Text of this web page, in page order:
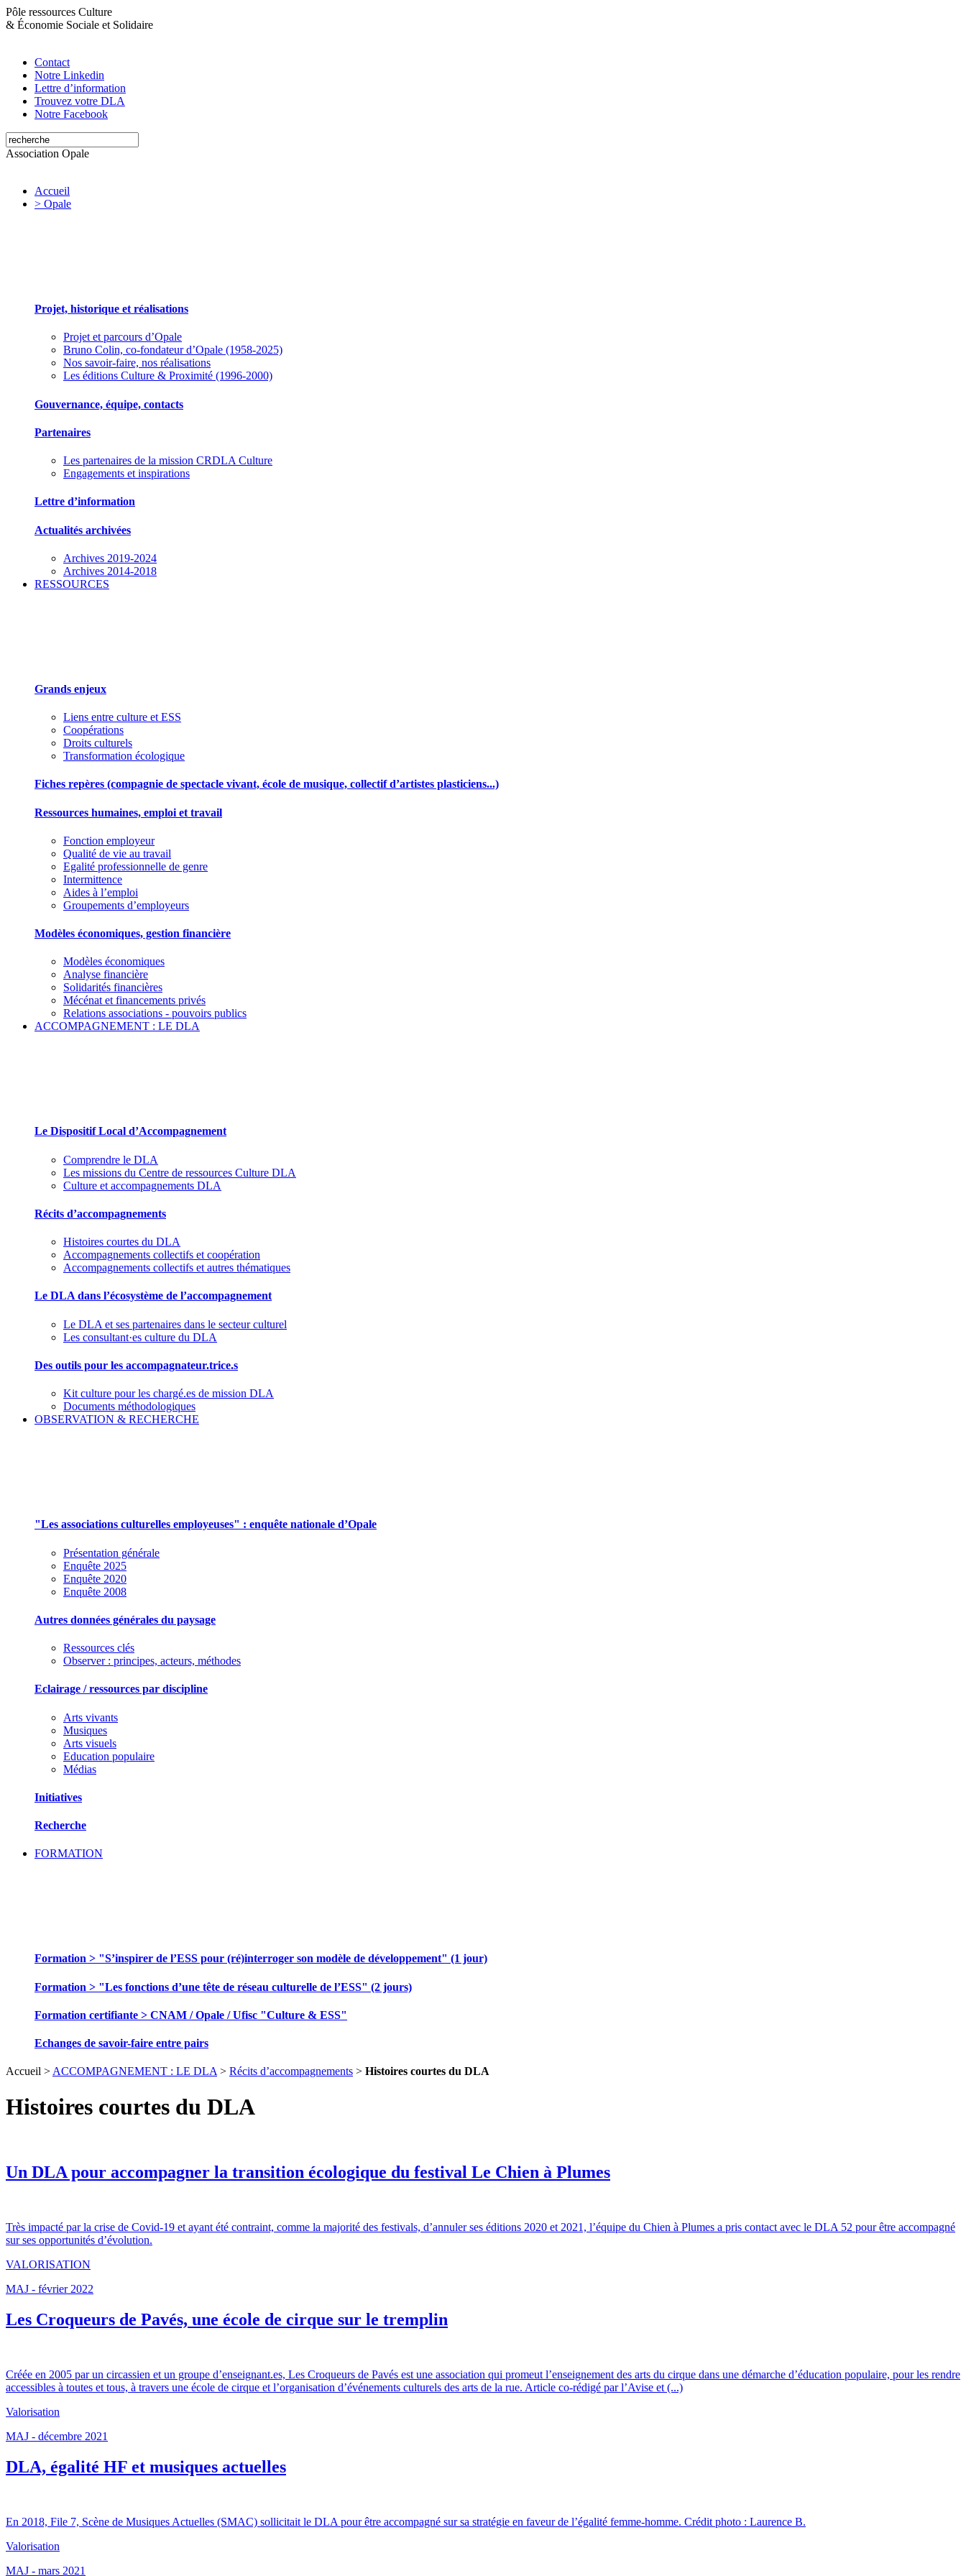
Pôle ressources Culture
& Économie Sociale et Solidaire
Contact
Notre Linkedin
Lettre d’information
Trouvez votre DLA
Notre Facebook
Association Opale
Accueil
> Opale
Projet, historique et réalisations
Projet et parcours d’Opale
Bruno Colin, co-fondateur d’Opale (1958-2025)
Nos savoir-faire, nos réalisations
Les éditions Culture & Proximité (1996-2000)
Gouvernance, équipe, contacts
Partenaires
Les partenaires de la mission CRDLA Culture
Engagements et inspirations
Lettre d’information
Actualités archivées
Archives 2019-2024
Archives 2014-2018
RESSOURCES
Grands enjeux
Liens entre culture et ESS
Coopérations
Droits culturels
Transformation écologique
Fiches repères (compagnie de spectacle vivant, école de musique, collectif d’artistes plasticiens...)
Ressources humaines, emploi et travail
Fonction employeur
Qualité de vie au travail
Egalité professionnelle de genre
Intermittence
Aides à l’emploi
Groupements d’employeurs
Modèles économiques, gestion financière
Modèles économiques
Analyse financière
Solidarités financières
Mécénat et financements privés
Relations associations - pouvoirs publics
ACCOMPAGNEMENT : LE DLA
Le Dispositif Local d’Accompagnement
Comprendre le DLA
Les missions du Centre de ressources Culture DLA
Culture et accompagnements DLA
Récits d’accompagnements
Histoires courtes du DLA
Accompagnements collectifs et coopération
Accompagnements collectifs et autres thématiques
Le DLA dans l’écosystème de l’accompagnement
Le DLA et ses partenaires dans le secteur culturel
Les consultant·es culture du DLA
Des outils pour les accompagnateur.trice.s
Kit culture pour les chargé.es de mission DLA
Documents méthodologiques
OBSERVATION & RECHERCHE
"Les associations culturelles employeuses" : enquête nationale d’Opale
Présentation générale
Enquête 2025
Enquête 2020
Enquête 2008
Autres données générales du paysage
Ressources clés
Observer : principes, acteurs, méthodes
Eclairage / ressources par discipline
Arts vivants
Musiques
Arts visuels
Education populaire
Médias
Initiatives
Recherche
FORMATION
Formation > "S’inspirer de l’ESS pour (ré)interroger son modèle de développement" (1 jour)
Formation > "Les fonctions d’une tête de réseau culturelle de l’ESS" (2 jours)
Formation certifiante > CNAM / Opale / Ufisc "Culture & ESS"
Echanges de savoir-faire entre pairs
Accueil >ACCOMPAGNEMENT : LE DLA> Récits d’accompagnements > Histoires courtes du DLA
Histoires courtes du DLA
Un DLA pour accompagner la transition écologique du festival Le Chien à Plumes
Très impacté par la crise de Covid-19 et ayant été contraint, comme la majorité des festivals, d’annuler ses éditions 2020 et 2021, l’équipe du Chien à Plumes a pris contact avec le DLA 52 pour être accompagné
sur ses opportunités d’évolution.
VALORISATION
MAJ - février 2022
Les Croqueurs de Pavés, une école de cirque sur le tremplin
Créée en 2005 par un circassien et un groupe d’enseignant.es, Les Croqueurs de Pavés est une association qui promeut l’enseignement des arts du cirque dans une démarche d’éducation populaire, pour les rendre
accessibles à toutes et tous, à travers une école de cirque et l’organisation d’événements culturels des arts de la rue. Article co-rédigé par l’Avise et (...)
Valorisation
MAJ - décembre 2021
DLA, égalité HF et musiques actuelles
En 2018, File 7, Scène de Musiques Actuelles (SMAC) sollicitait le DLA pour être accompagné sur sa stratégie en faveur de l’égalité femme-homme. Crédit photo : Laurence B.
Valorisation
MAJ - mars 2021